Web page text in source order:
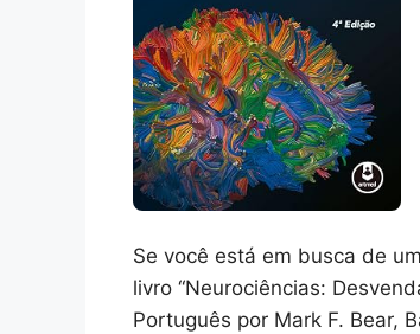
Se você está em busca de
livro “Neurociências:
Português por Mark F. Bear,